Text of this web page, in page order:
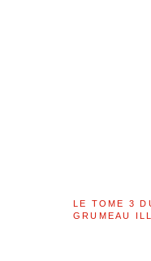
LE TOME 3
GRUMEAU